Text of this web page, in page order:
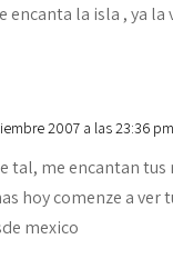
encanta la isla , ya
2007 a las 23:36 pm
tal, me encantan tus
hoy comenze a ver
mexico